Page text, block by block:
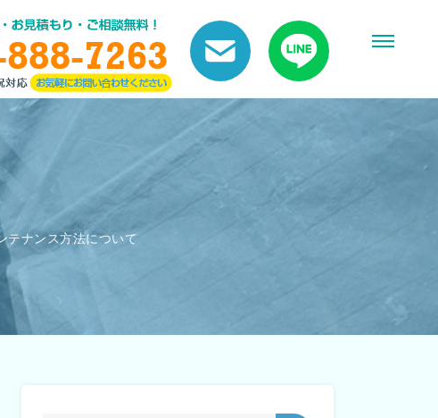
テナンス方法について